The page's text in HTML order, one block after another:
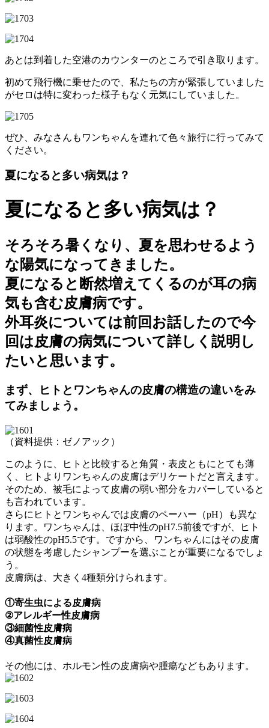
あとは到着した空港のカウンターのところで引き取ります。
初めて飛行機に乗せたので、私たちの方が緊張していました
がセロは特に変わった様子もなく元気にしていました。
ぜひ、みなさんもワンちゃんを連れて色々旅行に行ってみて
ください。
夏になると多い病気は？
夏になると多い病気は？
そろそろ暑くなり、夏を思わせるよう
な陽気になってきました。
夏になると断然増えてくるのが耳の病
気も含む皮膚病です。
外耳炎については前回お話したので今
回は皮膚の病気について詳しく説明し
たいと思います。
まず、ヒトとワンちゃんの皮膚の構造の違いをみ
てみましょう。
（資料提供：ゼノアック）
このように、ヒトと比較すると角質・表皮ともにとても薄
く、ヒトよりワンちゃんの皮膚はデリケートだと言えます。
そのため、被毛によって皮膚の弱い部分をカバーしていると
も言われています。
さらにヒトとワンちゃんでは皮膚のペーハー（pH）も異な
ります。ワンちゃんは、ほぼ中性のpH7.5前後ですが、ヒト
は弱酸性のpH5.5です。ですから、ワンちゃんにはその皮膚
の状態を考慮したシャンプーを選ぶことが重要になるでしょ
う。
皮膚病は、大きく4種類分けられます。
①寄生虫による皮膚病
②アレルギー性皮膚病
③細菌性皮膚病
④真菌性皮膚病
その他には、ホルモン性の皮膚病や腫瘍などもあります。